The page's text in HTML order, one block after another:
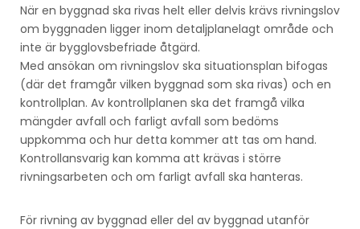
När en byggnad ska rivas helt eller delvis krävs rivningslov
om byggnaden ligger inom detaljplanelagt område och
inte är bygglovsbefriade åtgärd.
Med ansökan om rivningslov ska situationsplan bifogas
(där det framgår vilken byggnad som ska rivas) och en
kontrollplan. Av kontrollplanen ska det framgå vilka
mängder avfall och farligt avfall som bedöms
uppkomma och hur detta kommer att tas om hand.
Kontrollansvarig kan komma att krävas i större
rivningsarbeten och om farligt avfall ska hanteras.
För rivning av byggnad eller del av byggnad utanför